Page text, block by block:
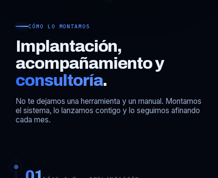
CÓMO LO MONTAMOS
Implantación,
acompañamiento y
consultoría.
No te dejamos una herramienta y un manual. Montamos
el sistema, lo lanzamos contigo y lo seguimos afinando
cada mes.